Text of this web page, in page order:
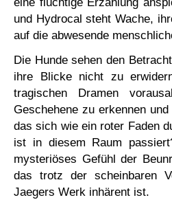
und Hydrocal steht Wache,
auf die abwesende
Die Hunde sehen den
ihre Blicke nicht zu
tragischen Dramen
Geschehene zu erkennen
das sich wie ein roter Faden
ist in diesem Raum
mysteriöses Gefühl der
das trotz der scheinbaren
Jaegers Werk inhärent ist.